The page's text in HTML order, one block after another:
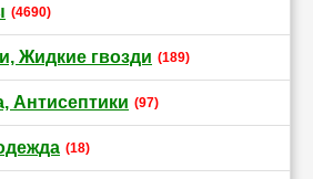
(4690)
Жидкие гвозди (189)
Антисептики (97)
(18)